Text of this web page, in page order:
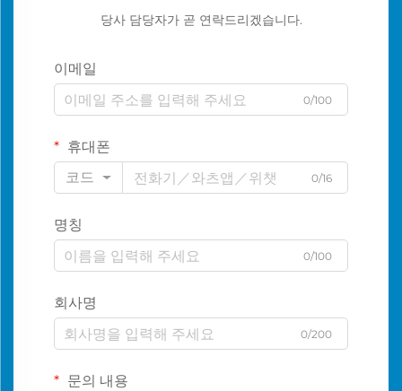
당사 담당자가 곧 연락드리겠습니다.
이메일
0/100
휴대폰
코드
0/16
명칭
0/100
회사명
0/200
문의 내용